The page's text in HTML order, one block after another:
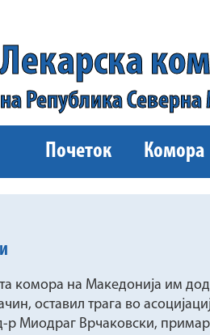
Лекарска
на Република
Почеток Комора
комора на Македонија им
оставил трага во
р Миодраг Врчаковски,